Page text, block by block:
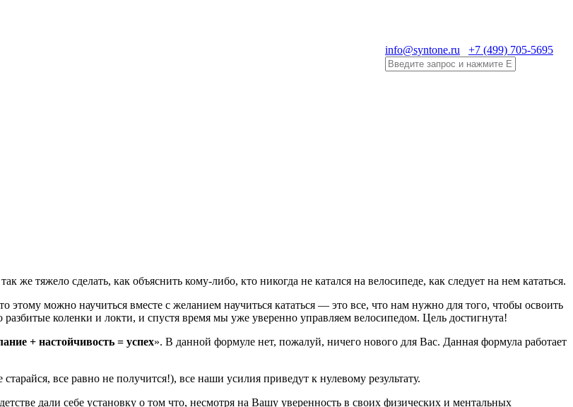
info@syntone.ru +7 (499) 705-5695
же тяжело сделать, как объяснить кому-либо, кто никогда не катался на велосипеде, как следует на нем кататься.
этому можно научиться вместе с желанием научиться кататься — это все, что нам нужно для того, чтобы освоить
коленки и локти, и спустя время мы уже уверенно управляем велосипедом. Цель достигнута!
+ настойчивость = успех». В данной формуле нет, пожалуй, ничего нового для Вас. Данная формула работает
все равно не получится!), все наши усилия приведут к нулевому результату.
дали себе установку о том что, несмотря на Вашу уверенность в своих физических и ментальных